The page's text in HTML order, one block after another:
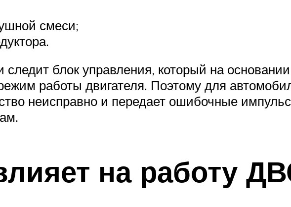
смеси;
блок управления, который на
работы двигателя. Поэтому для
неисправно и передает ошибочные
на работу